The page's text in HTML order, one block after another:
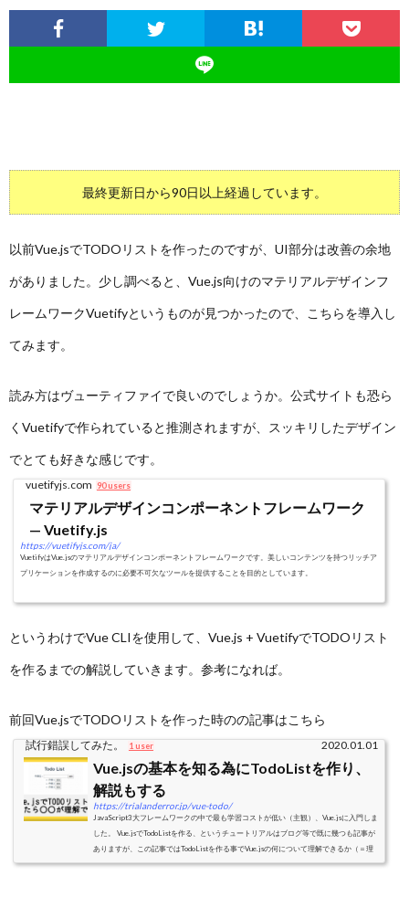
最終更新日から90日以上経過しています。
以前Vue.jsでTODOリストを作ったのですが、UI部分は改善の余地
がありました。少し調べると、Vue.js向けのマテリアルデザインフ
レームワークVuetifyというものが見つかったので、こちらを導入し
てみます。
読み方はヴューティファイで良いのでしょうか。公式サイトも恐ら
くVuetifyで作られていると推測されますが、スッキリしたデザイン
でとても好きな感じです。
vuetifyjs.com 90 users
マテリアルデザインコンポーネントフレームワーク
— Vuetify.js
https://vuetifyjs.com/ja/
VuetifyはVue.jsのマテリアルデザインコンポーネントフレームワークです。美しいコンテンツを持つリッチア
プリケーションを作成するのに必要不可欠なツールを提供することを目的としています。
というわけでVue CLIを使用して、Vue.js + VuetifyでTODOリスト
を作るまでの解説していきます。参考になれば。
前回Vue.jsでTODOリストを作った時のの記事はこちら
試行錯誤してみた。 1 user 2020.01.01
Vue.jsの基本を知る為にTodoListを作り、
解説もする
https://trialanderror.jp/vue-todo/
JavaScript3大フレームワークの中で最も学習コストが低い（主観）、Vue.jsに入門しま
した。 Vue.jsでTodoListを作る、というチュートリアルはブログ等で既に幾つも記事が
ありますが、この記事ではTodoListを作る事でVue.jsの何について理解できるか（＝理
解でき...